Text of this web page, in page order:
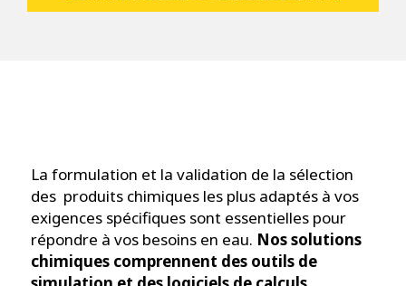
La formulation et la validation de la sélection
des produits chimiques les plus adaptés à vos
exigences spécifiques sont essentielles pour
répondre à vos besoins en eau. Nos solutions
chimiques comprennent des outils de